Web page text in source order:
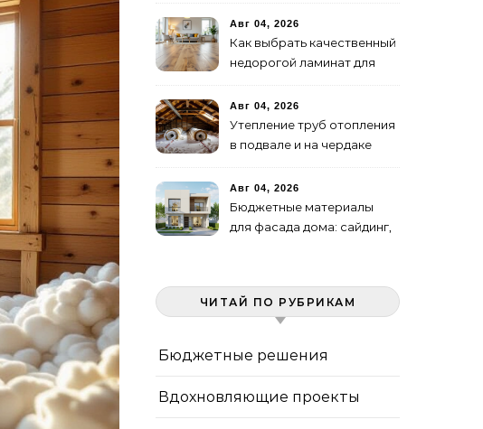
Авг 04, 2026
Как выбрать качественный
недорогой ламинат для
Авг 04, 2026
Утепление труб отопления
в подвале и на чердаке
Авг 04, 2026
Бюджетные материалы
для фасада дома: сайдинг,
ЧИТАЙ ПО РУБРИКАМ
Бюджетные решения
Вдохновляющие проекты